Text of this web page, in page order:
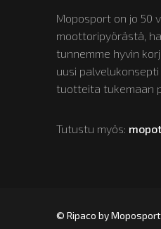
Moposport on jo 50
moottoripyörästä,
tunnemme hyvin
uusi
tuotteita tukemaan
Tutustu myös:
© Ripaco by